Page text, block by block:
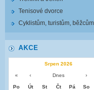
Tenisové dvorce
Cyklistům, turistům, běžcům
AKCE
Srpen 2026
« ‹ Dnes ›
Po Út St Čt Pá So